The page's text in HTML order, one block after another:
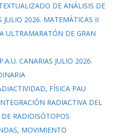
DE ANÁLISIS DE
JULIO 2026. MATEMÁTICAS II
ULTRAMARATÓN DE GRAN
CANARIAS JULIO 2026.
FÍSICA PAU
RADIACTIVA DEL
RADIOISÓTOPOS
MOVIMIENTO